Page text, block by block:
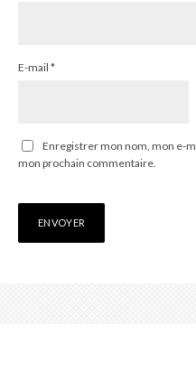
E-mail *
Enregistrer mon nom, mon e-
mon prochain commentaire.